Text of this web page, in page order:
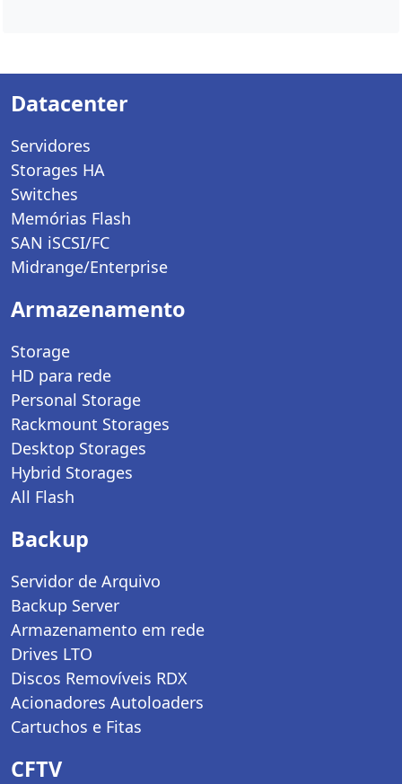
Datacenter
Servidores
Storages HA
Switches
Memórias Flash
SAN iSCSI/FC
Midrange/Enterprise
Armazenamento
Storage
HD para rede
Personal Storage
Rackmount Storages
Desktop Storages
Hybrid Storages
All Flash
Backup
Servidor de Arquivo
Backup Server
Armazenamento em rede
Drives LTO
Discos Removíveis RDX
Acionadores Autoloaders
Cartuchos e Fitas
CFTV